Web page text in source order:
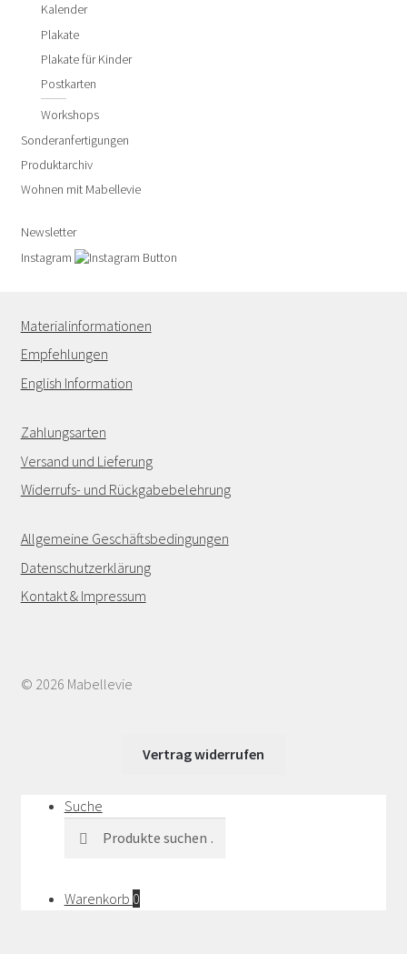
Kalender
Plakate
Plakate für Kinder
Postkarten
Workshops
Sonderanfertigungen
Produktarchiv
Wohnen mit Mabellevie
Newsletter
Instagram
Materialinformationen
Empfehlungen
English Information
Zahlungsarten
Versand und Lieferung
Widerrufs- und Rückgabebelehrung
Allgemeine Geschäftsbedingungen
Datenschutzerklärung
Kontakt & Impressum
© 2026 Mabellevie
Vertrag widerrufen
Suche
Warenkorb 0